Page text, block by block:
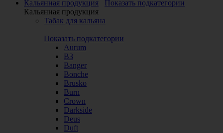
Кальянная продукция
Показать подкатегории
Кальянная продукция
Табак для кальяна
Показать подкатегории
Aurum
B3
Banger
Bonche
Brusko
Burn
Crown
Darkside
Deus
Duft